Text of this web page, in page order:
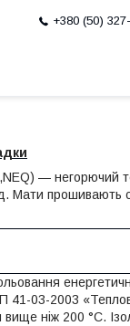
+380 (50)
— негорючий
Мати
41-03-2003
ніж 200 °C.